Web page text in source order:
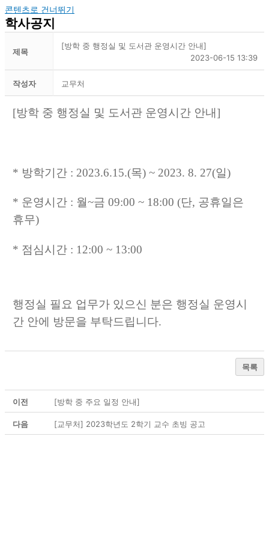
콘텐츠로 건너뛰기
학사공지
제목
[방학 중 행정실 및 도서관 운영시간 안내]
2023-06-15 13:39
작성자 교무처
[방학 중 행정실 및 도서관 운영시간 안내]
* 방학기간 : 2023.6.15.(목) ~ 2023. 8. 27(일)
* 운영시간 : 월~금 09:00 ~ 18:00 (단, 공휴일은
휴무)
* 점심시간 : 12:00 ~ 13:00
행정실 필요 업무가 있으신 분은 행정실 운영시
간 안에 방문을 부탁드립니다.
목록
이전 [방학 중 주요 일정 안내]
다음 [교무처] 2023학년도 2학기 교수 초빙 공고